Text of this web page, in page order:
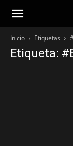
Noticias251
Inicio Etiquetas
Etiqueta: